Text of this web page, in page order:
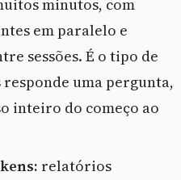
minutos, com
em paralelo e
sessões. É o tipo de
uma pergunta,
inteiro do começo ao
relatórios